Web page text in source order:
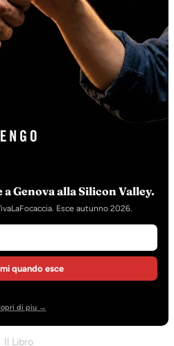
Genova alla Silicon Valley.
Esce autunno 2026.
quando esce
di piu →
Il Libro